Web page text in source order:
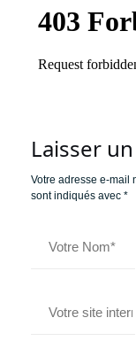
Laisser
Votre adresse e-mail
sont indiqués avec *